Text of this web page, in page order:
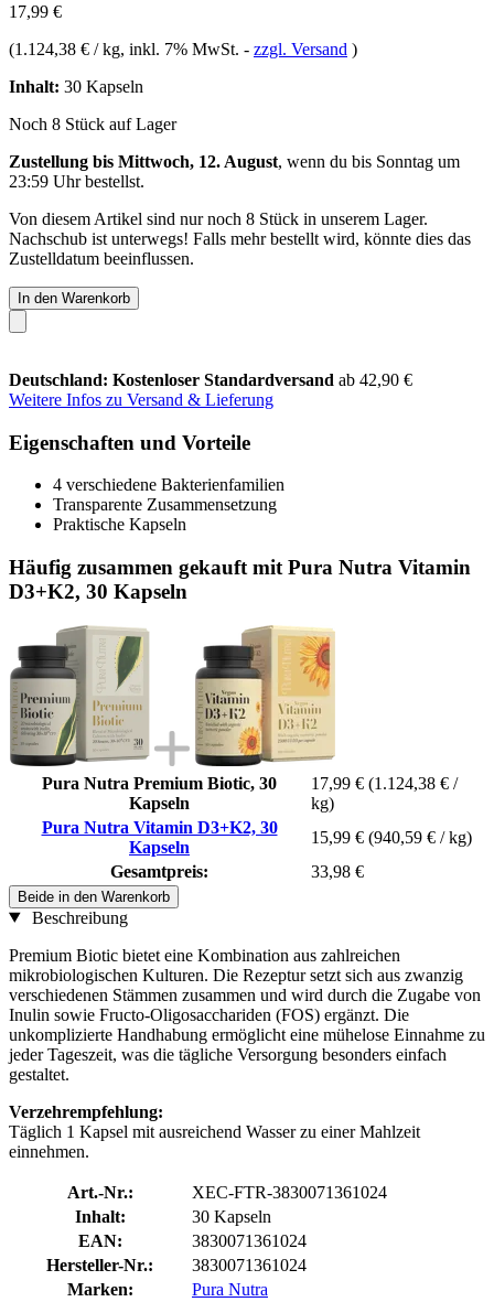
17,99 €
(1.124,38 € / kg, inkl. 7% MwSt. - zzgl. Versand )
Inhalt: 30 Kapseln
Noch 8 Stück auf Lager
Zustellung bis Mittwoch, 12. August, wenn du bis Sonntag um
23:59 Uhrbestellst.
Von diesem Artikel sind nur noch 8 Stück in unserem Lager.
Nachschub ist unterwegs! Falls mehr bestellt wird, könnte dies das
Zustelldatum beeinflussen.
In den Warenkorb
Deutschland: Kostenloser Standardversand ab 42,90 €
Weitere Infos zu Versand & Lieferung
Eigenschaften und Vorteile
4 verschiedene Bakterienfamilien
Transparente Zusammensetzung
Praktische Kapseln
Häufig zusammen gekauft mit Pura Nutra Vitamin
D3+K2, 30 Kapseln
Pura Nutra Premium Biotic, 30
Kapseln
17,99 € (1.124,38 € /
kg)
Pura Nutra Vitamin D3+K2, 30
Kapseln
15,99 € (940,59 € / kg)
Gesamtpreis:
33,98 €
Beide in den Warenkorb
Beschreibung
Premium Biotic bietet eine Kombination aus zahlreichen
mikrobiologischen Kulturen. Die Rezeptur setzt sich aus zwanzig
verschiedenen Stämmen zusammen und wird durch die Zugabe von
Inulin sowie Fructo-Oligosacchariden (FOS) ergänzt. Die
unkomplizierte Handhabung ermöglicht eine mühelose Einnahme zu
jeder Tageszeit, was die tägliche Versorgung besonders einfach
gestaltet.
Verzehrempfehlung:
Täglich 1 Kapsel mit ausreichend Wasser zu einer Mahlzeit
einnehmen.
Art.-Nr.:
XEC-FTR-3830071361024
Inhalt:
30 Kapseln
EAN:
3830071361024
Hersteller-Nr.:
3830071361024
Marken:
Pura Nutra